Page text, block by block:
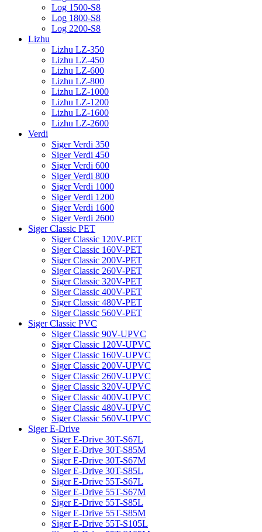
Log 1500-S8
Log 1800-S8
Log 2200-S8
Lizhu
Lizhu LZ-350
Lizhu LZ-450
Lizhu LZ-600
Lizhu LZ-800
Lizhu LZ-1000
Lizhu LZ-1200
Lizhu LZ-1600
Lizhu LZ-2600
Verdi
Siger Verdi 350
Siger Verdi 450
Siger Verdi 600
Siger Verdi 800
Siger Verdi 1000
Siger Verdi 1200
Siger Verdi 1600
Siger Verdi 2600
Siger Classic PET
Siger Classic 120V-PET
Siger Classic 160V-PET
Siger Classic 200V-PET
Siger Classic 260V-PET
Siger Classic 320V-PET
Siger Classic 400V-PET
Siger Classic 480V-PET
Siger Classic 560V-PET
Siger Classic PVC
Siger Classic 90V-UPVC
Siger Classic 120V-UPVC
Siger Classic 160V-UPVC
Siger Classic 200V-UPVC
Siger Classic 260V-UPVC
Siger Classic 320V-UPVC
Siger Classic 400V-UPVC
Siger Classic 480V-UPVC
Siger Classic 560V-UPVC
Siger E-Drive
Siger E-Drive 30T-S67L
Siger E-Drive 30T-S85M
Siger E-Drive 30T-S67M
Siger E-Drive 30T-S85L
Siger E-Drive 55T-S67L
Siger E-Drive 55T-S67M
Siger E-Drive 55T-S85L
Siger E-Drive 55T-S85M
Siger E-Drive 55T-S105L